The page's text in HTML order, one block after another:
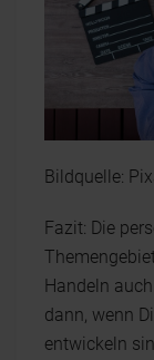
Bildquelle:
Fazit: Die
Handeln
dann, wenn
entwickeln